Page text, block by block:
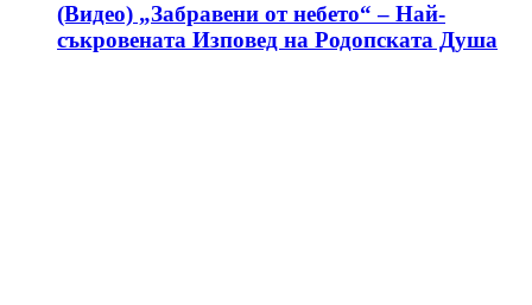
(Видео) „Забравени от небето“ – Най-
съкровената Изповед на Родопската Душа